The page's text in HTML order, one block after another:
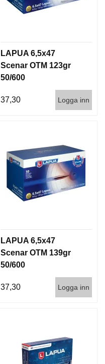
LAPUA 6,5x47
Scenar OTM 123gr
50/600
37,30 Logga inn
LAPUA 6,5x47
Scenar OTM 139gr
50/600
37,30 Logga inn